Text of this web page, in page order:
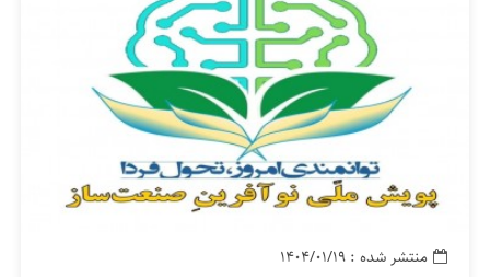
منتشر شده : ۱۴۰۴/۰۱/۱۹